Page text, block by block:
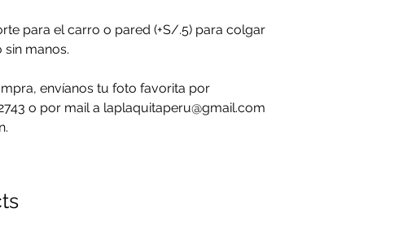
para el carro o pared (+S/.5) para colgar
manos.
envíanos tu foto favorita por
o por mail a laplaquitaperu@gmail.com